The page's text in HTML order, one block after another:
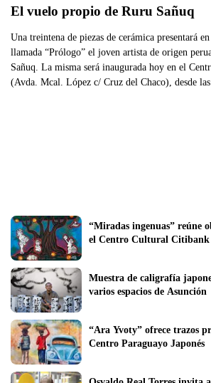
El vuelo propio de Ruru Sañuq
Una treintena de piezas de cerámica presentará
llamada “Prólogo” el joven artista de origen
Sañuq. La misma será inaugurada hoy en el
(Avda. Mcal. López c/ Cruz del Chaco), desde las
“Miradas ingenuas” reúne
el Centro Cultural Citibank
Muestra de caligrafía
varios espacios de Asunción
“Ara Yvoty” ofrece trazos
Centro Paraguayo Japonés